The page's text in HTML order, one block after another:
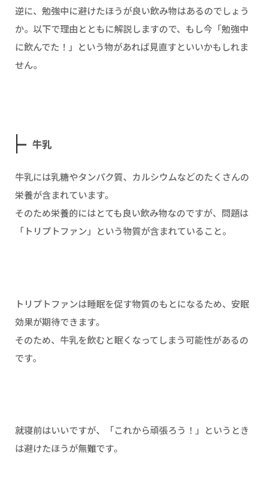
逆に、勉強中に避けたほうが良い飲み物はあるのでしょう
か。以下で理由とともに解説しますので、もし今「勉強中
に飲んでた！」という物があれば見直すといいかもしれま
せん。
牛乳
牛乳には乳糖やタンパク質、カルシウムなどのたくさんの
栄養が含まれています。
そのため栄養的にはとても良い飲み物なのですが、問題は
「トリプトファン」という物質が含まれていること。
トリプトファンは睡眠を促す物質のもとになるため、安眠
効果が期待できます。
そのため、牛乳を飲むと眠くなってしまう可能性があるの
です。
就寝前はいいですが、「これから頑張ろう！」というとき
は避けたほうが無難です。